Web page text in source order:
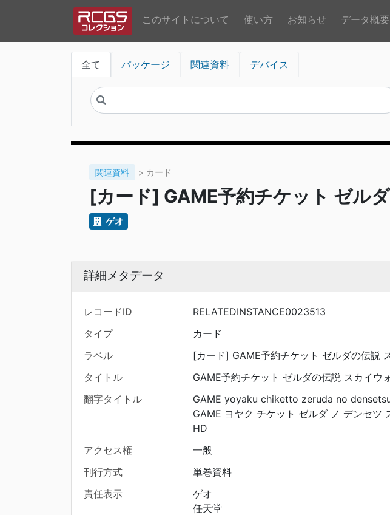
このサイトについて 使い方 お知らせ データ概要
全て パッケージ 関連資料 デバイス
関連資料 > カード
[カード] GAME予約チケット ゼル
ゲオ
詳細メタデータ
レコードID
RELATEDINSTANCE0023513
タイプ
カード
ラベル
[カード] GAME予約チケット ゼルダの伝説
タイトル
GAME予約チケット ゼルダの伝説 スカイウ
翻字タイトル
GAME yoyaku chiketto zeruda no
GAME ヨヤク チケット ゼルダ ノ デンセツ
HD
アクセス権
一般
刊行方式
単巻資料
責任表示
ゲオ
任天堂